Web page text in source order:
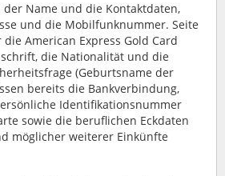
der Name und die Kontaktdaten,
und die Mobilfunknummer. Seite
American Express Gold Card
die Nationalität und die
(Geburtsname der
bereits die Bankverbindung,
Identifikationsnummer
sowie die beruflichen Eckdaten
möglicher weiterer Einkünfte